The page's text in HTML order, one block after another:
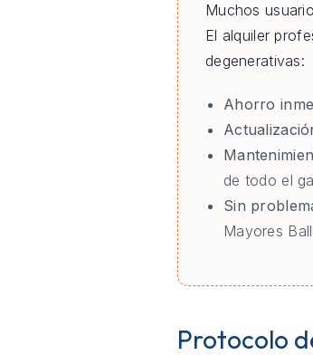
Muchos
El alquiler
degenerativas:
Ahorro
de todo el
Sin
Mayores
Protocolo